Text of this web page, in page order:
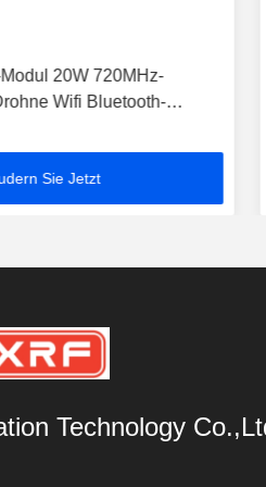
20W 720MHz-
Wifi Bluetooth-
Sie Jetzt
Technology